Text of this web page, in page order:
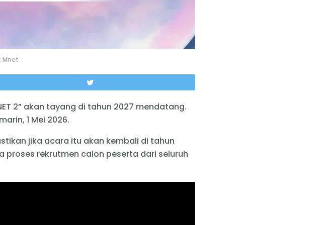
Mnet
2” akan tayang di tahun 2027 mendatang.
1 Mei 2026.
jika acara itu akan kembali di tahun
proses rekrutmen calon peserta dari seluruh